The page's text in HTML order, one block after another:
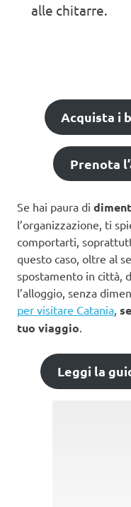
alle chitarre.
Acquista i
Prenota
Se hai paura di
l’organizzazione, ti
comportarti,
questo caso, oltre al
spostamento in città,
l’alloggio, senza
per visitare Catania,
tuo viaggio.
Leggi la